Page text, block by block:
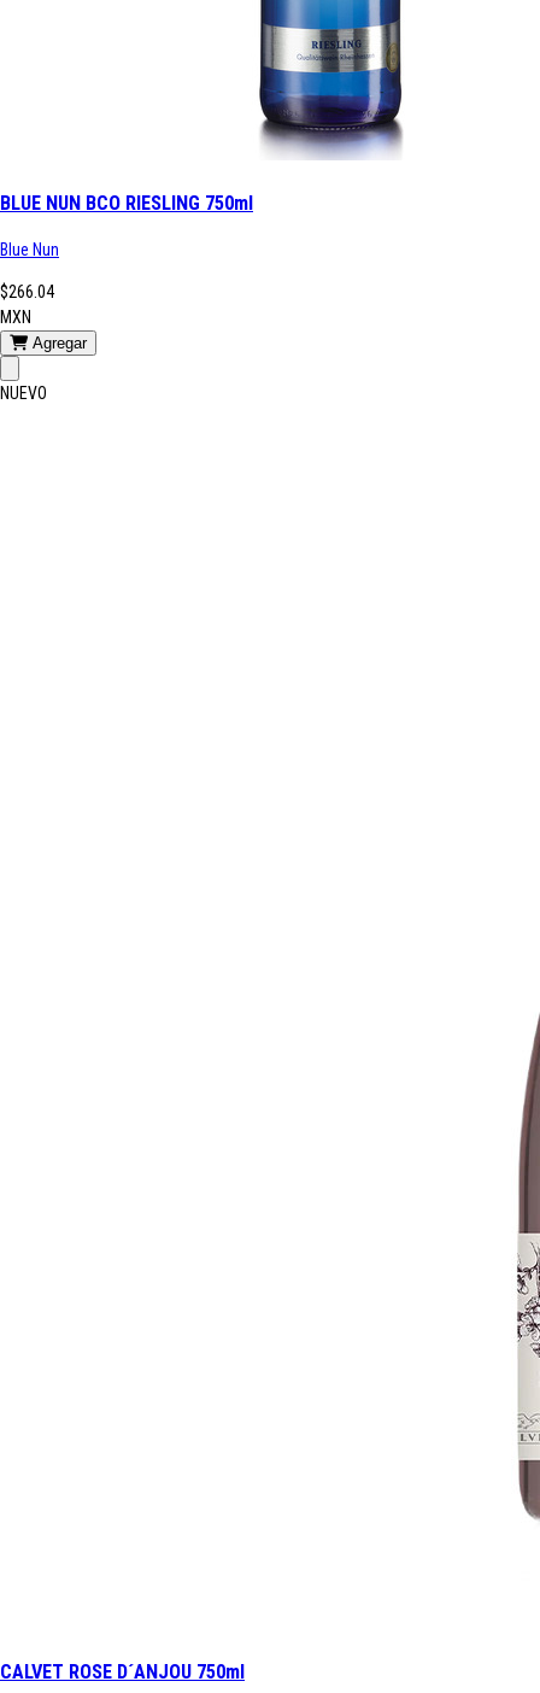
BLUE NUN BCO RIESLING 750ml
Blue Nun
$266.04
MXN
Agregar
NUEVO
CALVET ROSE D´ANJOU 750ml